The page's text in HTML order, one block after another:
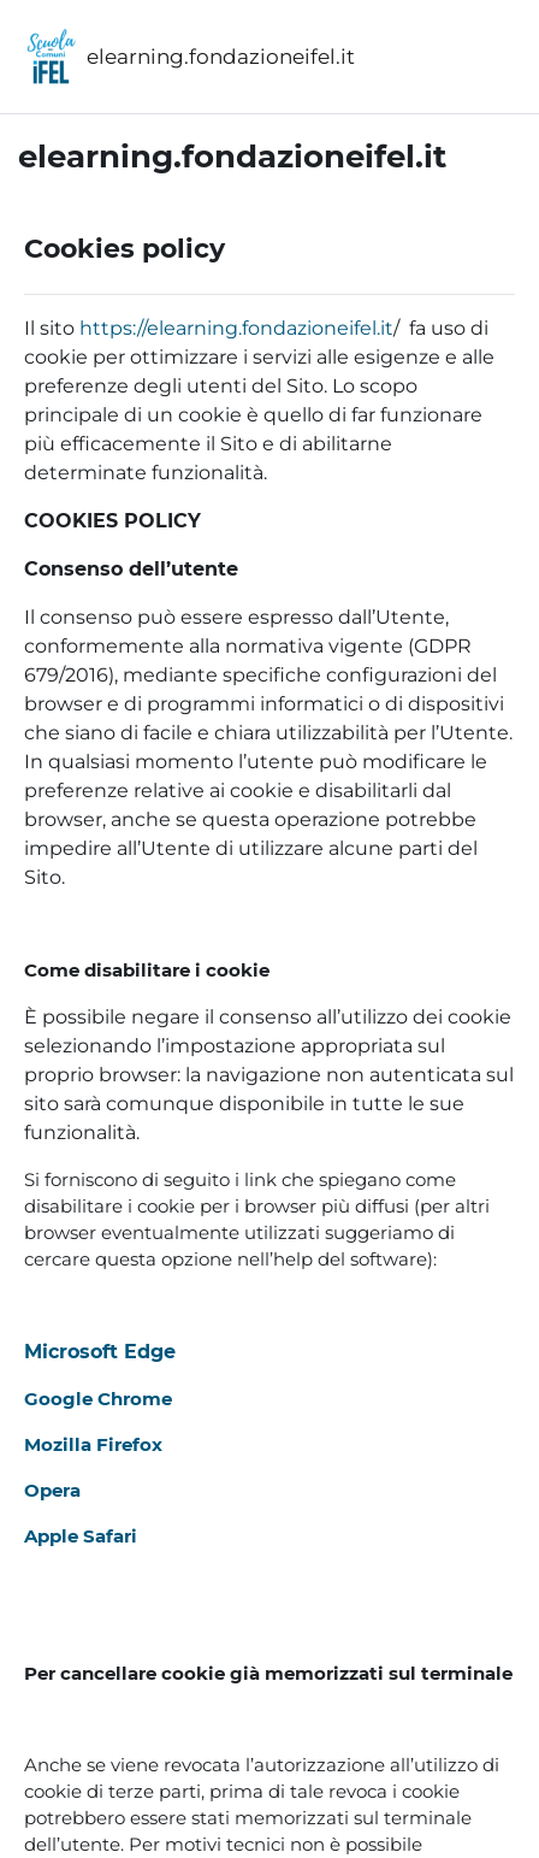
elearning.fondazioneifel.it
elearning.fondazioneifel.it
Cookies policy
Il sito https://elearning.fondazioneifel.it/ fa uso di
cookie per ottimizzare i servizi alle esigenze e alle
preferenze degli utenti del Sito. Lo scopo
principale di un cookie è quello di far funzionare
più efficacemente il Sito e di abilitarne
determinate funzionalità.
COOKIES POLICY
Consenso dell’utente
Il consenso può essere espresso dall’Utente,
conformemente alla normativa vigente (GDPR
679/2016), mediante specifiche configurazioni del
browser e di programmi informatici o di dispositivi
che siano di facile e chiara utilizzabilità per l’Utente.
In qualsiasi momento l’utente può modificare le
preferenze relative ai cookie e disabilitarli dal
browser, anche se questa operazione potrebbe
impedire all’Utente di utilizzare alcune parti del
Sito.
Come disabilitare i cookie
È possibile negare il consenso all’utilizzo dei cookie
selezionando l’impostazione appropriata sul
proprio browser: la navigazione non autenticata sul
sito sarà comunque disponibile in tutte le sue
funzionalità.
Si forniscono di seguito i link che spiegano come
disabilitare i cookie per i browser più diffusi (per altri
browser eventualmente utilizzati suggeriamo di
cercare questa opzione nell’help del software):
Microsoft Edge
Google Chrome
Mozilla Firefox
Opera
Apple Safari
Per cancellare cookie già memorizzati sul terminale
Anche se viene revocata l’autorizzazione all’utilizzo di
cookie di terze parti, prima di tale revoca i cookie
potrebbero essere stati memorizzati sul terminale
dell’utente. Per motivi tecnici non è possibile